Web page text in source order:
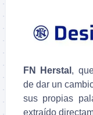
FN Herstal ,
de dar un
sus propias
extraído